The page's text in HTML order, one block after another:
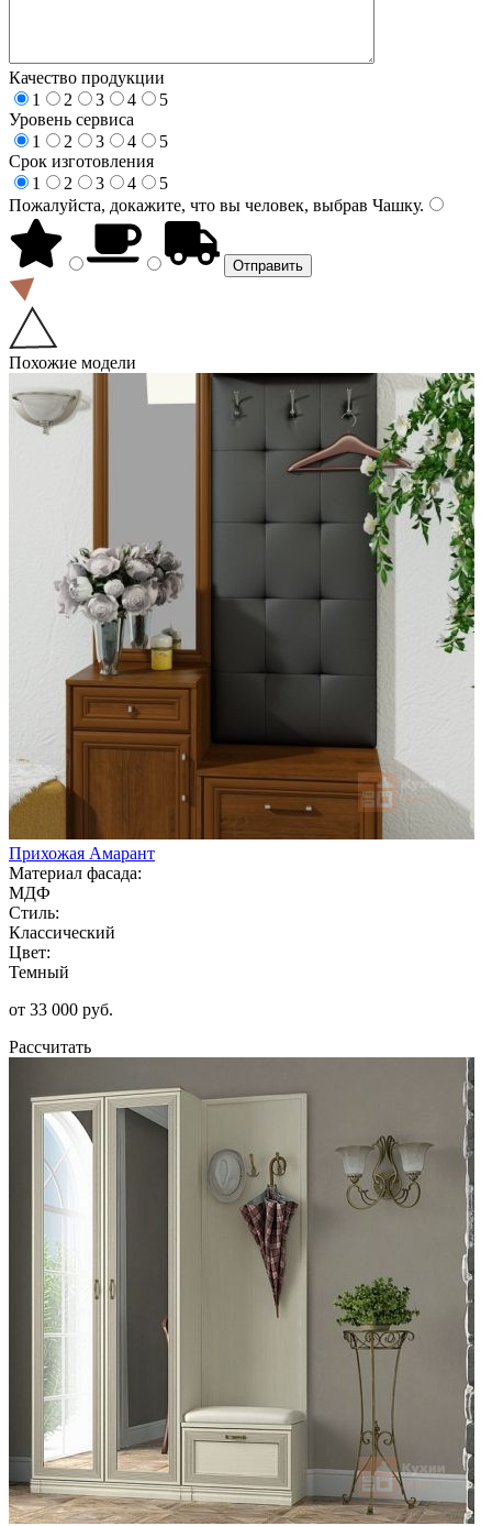
Качество продукции
1
2 3 4
5
Уровень сервиса
1
2 3 4
5
Срок изготовления
1
2 3 4
5
Пожалуйста, докажите, что вы человек, выбрав Чашку.
Похожие модели
Прихожая Амарант
Материал фасада:
МДФ
Стиль:
Классический
Цвет:
Темный
от 33 000 руб.
Рассчитать